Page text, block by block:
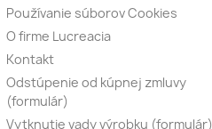
Používanie súborov Cookies
O firme Lucreacia
Kontakt
Odstúpenie od kúpnej zmluvy
(formulár)
Vytknutie vady výrobku (formulár)